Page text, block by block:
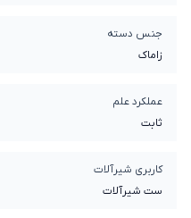
جنس دسته
زاماک
عملکرد علم
ثابت
کاربری شیرآلات
ست شیرآلات